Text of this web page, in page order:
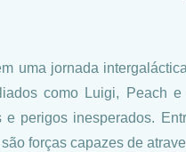
uma jornada
como Luigi, Peach
perigos inesperados.
forças capazes de